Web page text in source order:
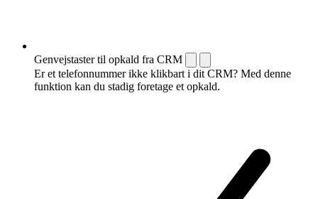
Genvejstaster til opkald fra CRM
Er et telefonnummer ikke klikbart i dit CRM? Med denne
funktion kan du stadig foretage et opkald.